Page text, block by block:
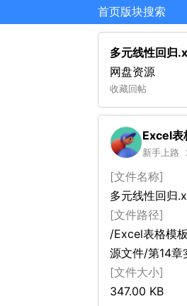
首页版块搜索
多元线性回归
网盘资源
收藏回帖
Excel表
新手上路
[文件名称]
多元线性回归
[文件路径]
/Excel表格模
源文件/第14
[文件大小]
347.00 KB